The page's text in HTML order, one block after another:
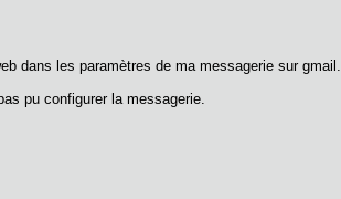
dans les paramètres de ma messagerie sur gmail.
pu configurer la messagerie.